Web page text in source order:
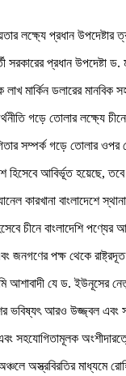
লক্ষ্যে প্রধান উপদেষ্টার
সরকারের প্রধান উপদেষ্টা
মার্কিন ডলারের মানবিক
গড়ে তোলার লক্ষ্যে
সম্পর্ক গড়ে তোলার ওপর
আবির্ভূত হয়েছে, তবে
কারখানা বাংলাদেশে
চীনে বাংলাদেশি
এবং জনগণের পক্ষ থেকে
আশাবাদী যে ড. ইউনূসের
ভবিষ্যৎ আরও উজ্জ্বল এবং
সহযোগিতামূলক
অস্ত্রবিরতির মাধ্যমে